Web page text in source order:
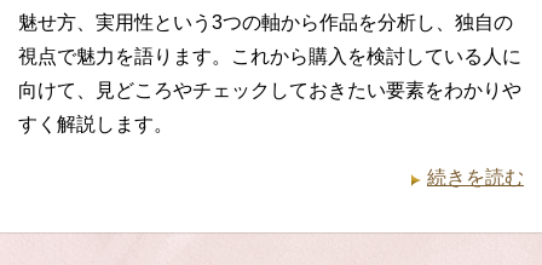
魅せ方、実用性という3つの軸から作品を分析し、独自の
視点で魅力を語ります。これから購入を検討している人に
向けて、見どころやチェックしておきたい要素をわかりや
すく解説します。
続きを読む